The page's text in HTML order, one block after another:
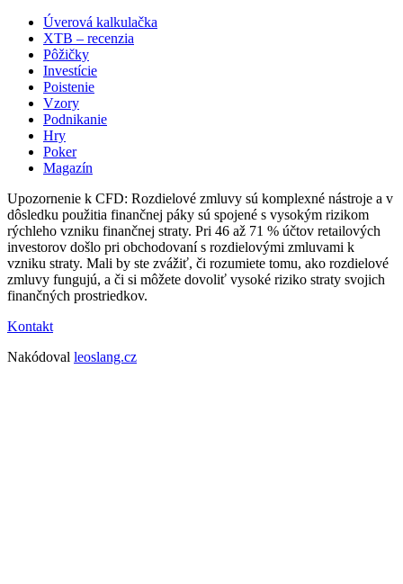
Úverová kalkulačka
XTB – recenzia
Pôžičky
Investície
Poistenie
Vzory
Podnikanie
Hry
Poker
Magazín
Upozornenie k CFD: Rozdielové zmluvy sú komplexné nástroje a v
dôsledku použitia finančnej páky sú spojené s vysokým rizikom
rýchleho vzniku finančnej straty. Pri 46 až 71 % účtov retailových
investorov došlo pri obchodovaní s rozdielovými zmluvami k
vzniku straty. Mali by ste zvážiť, či rozumiete tomu, ako rozdielové
zmluvy fungujú, a či si môžete dovoliť vysoké riziko straty svojich
finančných prostriedkov.
Kontakt
Nakódoval leoslang.cz